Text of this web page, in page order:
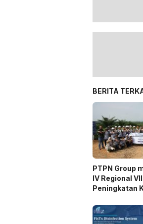
BERITA
PTPN Group
IV Regional
Peningkatan
Pelatihan
Way Kanan